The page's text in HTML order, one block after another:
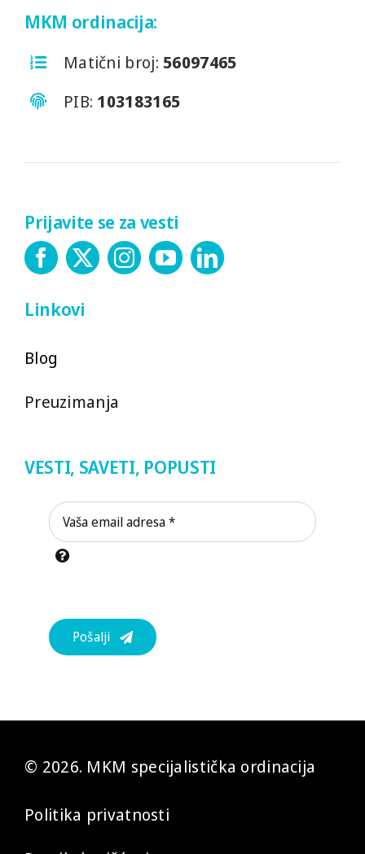
MKM ordinacija:
Matični broj: 56097465
PIB: 103183165
Prijavite se za vesti
Linkovi
Blog
Preuzimanja
VESTI, SAVETI, POPUSTI
Pošalji
© 2026. MKM specijalistička ordinacija
Politika privatnosti